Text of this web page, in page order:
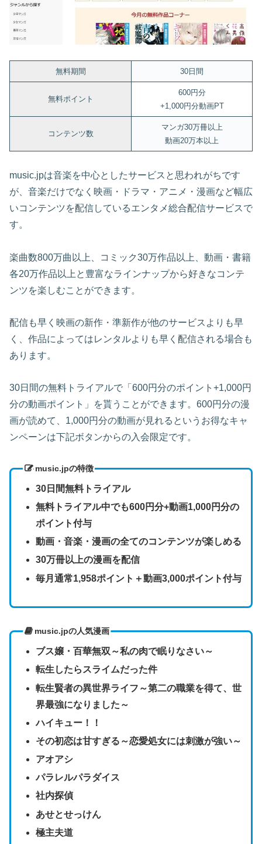
無料期間 30日間
無料ポイント
600円分
+1,000円分動画PT
コンテンツ数
マンガ30万冊以上
動画20万本以上
music.jpは音楽を中心としたサービスと思われがちです
が、音楽だけでなく映画・ドラマ・アニメ・漫画など幅広
いコンテンツを配信しているエンタメ総合配信サービスで
す。
楽曲数800万曲以上、コミック30万作品以上、動画・書籍
各20万作品以上と豊富なラインナップから好きなコンテ
ンツを楽しむことができます。
配信も早く映画の新作・準新作が他のサービスよりも早
く、作品によってはレンタルよりも早く配信される場合も
あります。
30日間の無料トライアルで「600円分のポイント+1,000円
分の動画ポイント」を貰うことができます。600円分の漫
画が読めて、1,000円分の動画が見れるというお得なキャ
ンペーンは下記ボタンからの入会限定です。
music.jpの特徴
30日間無料トライアル
無料トライアル中でも600円分+動画1,000円分の
ポイント付与
動画・音楽・漫画の全てのコンテンツが楽しめる
30万冊以上の漫画を配信
毎月通常1,958ポイント＋動画3,000ポイント付与
music.jpの人気漫画
ブス嬢・百華無双～私の肉で眠りなさい～
転生したらスライムだった件
転生賢者の異世界ライフ～第二の職業を得て、世
界最強になりました～
ハイキュー！！
その初恋は甘すぎる～恋愛処女には刺激が強い～
アオアシ
パラレルパラダイス
社内探偵
あせとせっけん
極主夫道